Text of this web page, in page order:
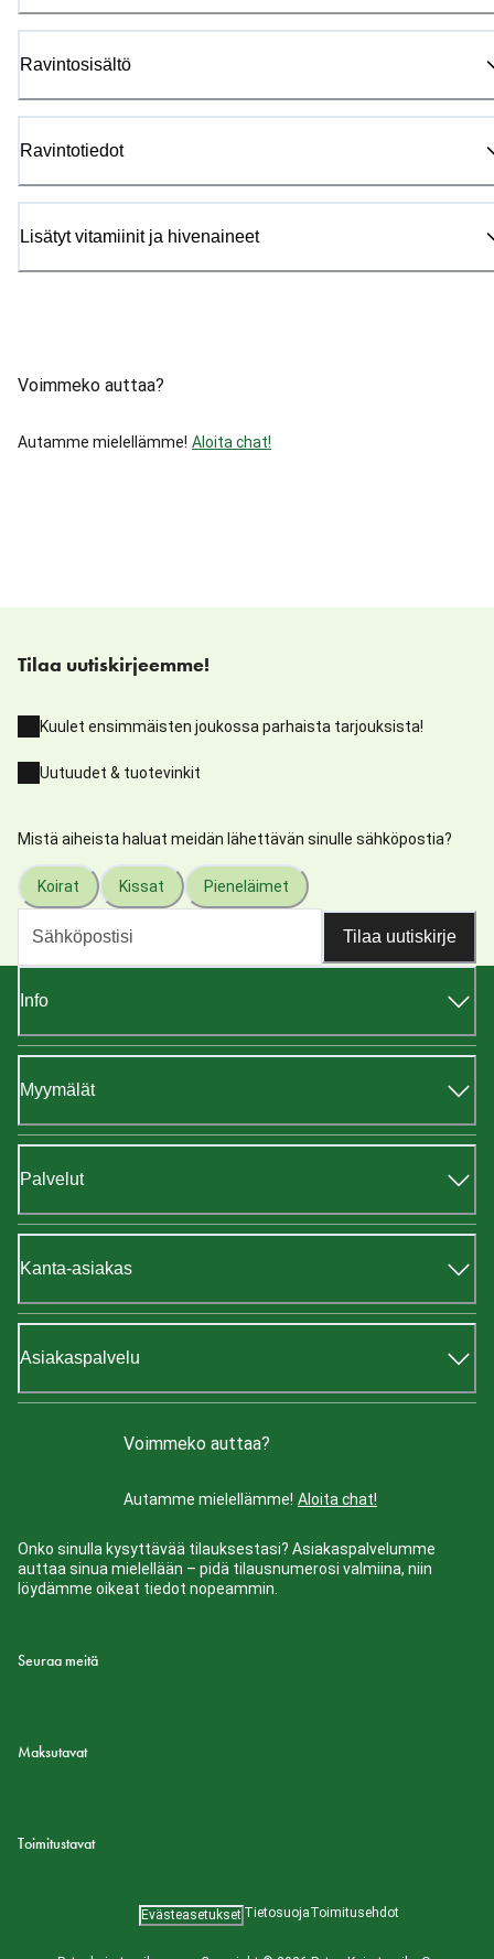
Ravintosisältö
Ravintotiedot
Lisätyt vitamiinit ja hivenaineet
Voimmeko auttaa?
Autamme mielellämme! Aloita chat!
Tilaa uutiskirjeemme!
Kuulet ensimmäisten joukossa parhaista tarjouksista!
Uutuudet & tuotevinkit
Mistä aiheista haluat meidän lähettävän sinulle sähköpostia?
Koirat Kissat Pieneläimet
Tilaa uutiskirje
Info
Myymälät
Palvelut
Kanta-asiakas
Asiakaspalvelu
Voimmeko auttaa?
Autamme mielellämme! Aloita chat!
Onko sinulla kysyttävää tilauksestasi? Asiakaspalvelumme
auttaa sinua mielellään – pidä tilausnumerosi valmiina, niin
löydämme oikeat tiedot nopeammin.
Seuraa meitä
Maksutavat
Toimitustavat
Evästeasetukset TietosuojaToimitusehdot